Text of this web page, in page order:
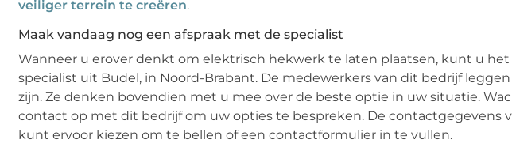
veiliger terrein te creëren.
Maak vandaag nog een afspraak met de specialist
Wanneer u erover denkt om elektrisch hekwerk te laten plaatsen, kunt u
specialist uit Budel, in Noord-Brabant. De medewerkers van dit bedrijf
zijn. Ze denken bovendien met u mee over de beste optie in uw situatie.
contact op met dit bedrijf om uw opties te bespreken. De contactgegevens
kunt ervoor kiezen om te bellen of een contactformulier in te vullen.